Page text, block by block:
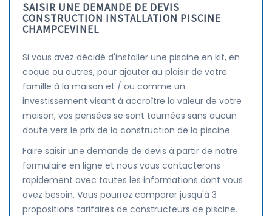
SAISIR UNE DEMANDE DE DEVIS
CONSTRUCTION INSTALLATION PISCINE
CHAMPCEVINEL
Si vous avez décidé d'installer une piscine en kit, en
coque ou autres, pour ajouter au plaisir de votre
famille à la maison et / ou comme un
investissement visant à accroître la valeur de votre
maison, vos pensées se sont tournées sans aucun
doute vers le prix de la construction de la piscine.
Faire saisir une demande de devis à partir de notre
formulaire en ligne et nous vous contacterons
rapidement avec toutes les informations dont vous
avez besoin. Vous pourrez comparer jusqu'à 3
propositions tarifaires de constructeurs de piscine.